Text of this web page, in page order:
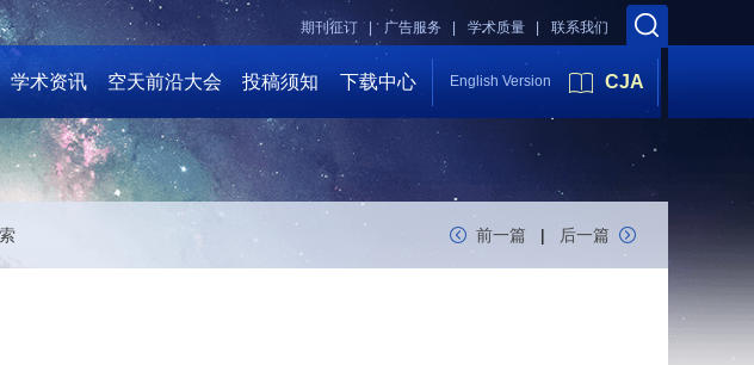
联系我们
学术质量 |
广告服务 |
期刊征订 |
学术资讯 空天前沿大会 投稿须知 下载中心 English Version CJA
前一篇 | 后一篇